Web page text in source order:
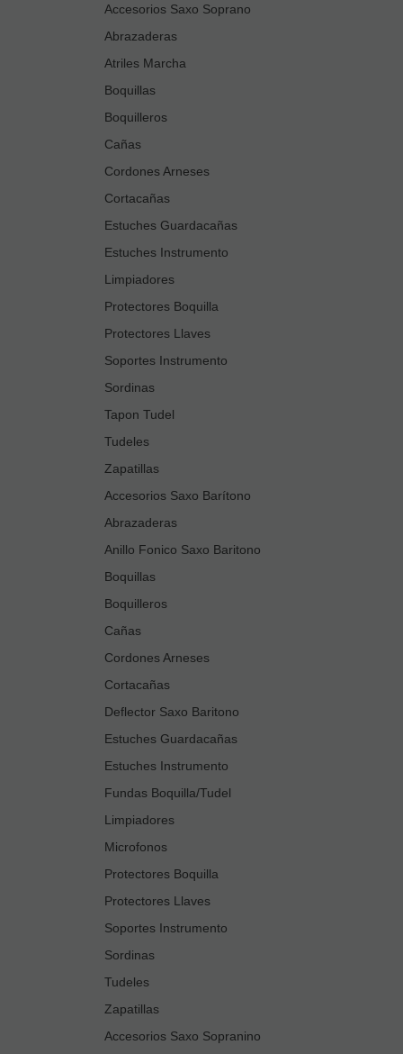
Accesorios Saxo Soprano
Abrazaderas
Atriles Marcha
Boquillas
Boquilleros
Cañas
Cordones Arneses
Cortacañas
Estuches Guardacañas
Estuches Instrumento
Limpiadores
Protectores Boquilla
Protectores Llaves
Soportes Instrumento
Sordinas
Tapon Tudel
Tudeles
Zapatillas
Accesorios Saxo Barítono
Abrazaderas
Anillo Fonico Saxo Baritono
Boquillas
Boquilleros
Cañas
Cordones Arneses
Cortacañas
Deflector Saxo Baritono
Estuches Guardacañas
Estuches Instrumento
Fundas Boquilla/Tudel
Limpiadores
Microfonos
Protectores Boquilla
Protectores Llaves
Soportes Instrumento
Sordinas
Tudeles
Zapatillas
Accesorios Saxo Sopranino